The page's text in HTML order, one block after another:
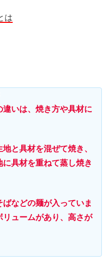
は
違いは、焼き方や具材に
と具材を混ぜて焼き、
具材を重ねて蒸し焼き
などの麺が入っていま
ュームがあり、高さが